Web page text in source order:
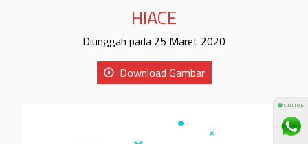
HIACE
Diunggah pada 25 Maret 2020
Download Gambar
⚫ ONLINE